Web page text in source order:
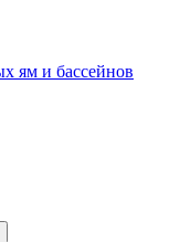
ям и бассейнов